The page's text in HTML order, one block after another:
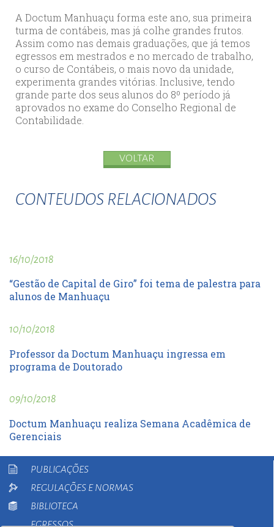
A Doctum Manhuaçu forma este ano, sua primeira
turma de contábeis, mas já colhe grandes frutos.
Assim como nas demais graduações, que já temos
egressos em mestrados e no mercado de trabalho,
o curso de Contábeis, o mais novo da unidade,
experimenta grandes vitórias. Inclusive, tendo
grande parte dos seus alunos do 8º período já
aprovados no exame do Conselho Regional de
Contabilidade.
VOLTAR
CONTEUDOS RELACIONADOS
16/10/2018
“Gestão de Capital de Giro” foi tema de palestra para
alunos de Manhuaçu
10/10/2018
Professor da Doctum Manhuaçu ingressa em
programa de Doutorado
09/10/2018
Doctum Manhuaçu realiza Semana Acadêmica de
Gerenciais
PUBLICAÇÕES
REGULAÇÕES E NORMAS
BIBLIOTECA
EGRESSOS